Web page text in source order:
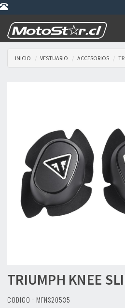
INICIO VESTUARIO ACCESORIOS
TRIUMPH KNEE
CODIGO : MFNS20535